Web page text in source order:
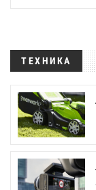
ТЕХНИКА